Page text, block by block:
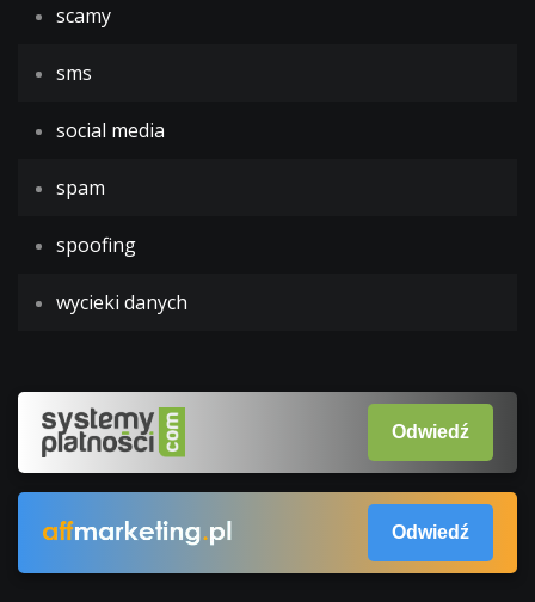
scamy
sms
social media
spam
spoofing
wycieki danych
Odwiedź
Odwiedź